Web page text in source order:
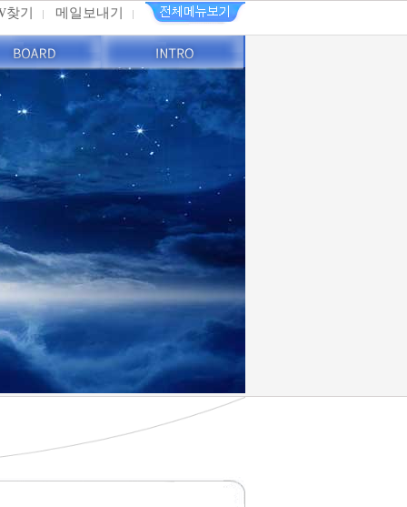
찾기 메일보내기